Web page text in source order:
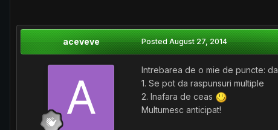
aceveve PostedAugust 27, 2014
Intrebarea de o mie de puncte:
1. Se pot da raspunsuri multiple
2. Inafara de ceas
Multumesc anticipat!